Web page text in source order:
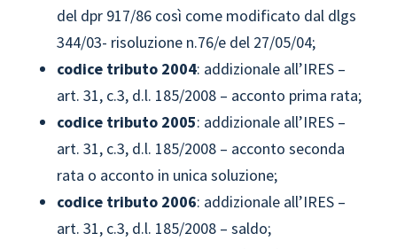
del dpr 917/86 così come modificato dal dlgs
344/03- risoluzione n.76/e del 27/05/04;
codice tributo 2004: addizionale all’IRES –
art. 31, c.3, d.l. 185/2008 – acconto prima rata;
codice tributo 2005: addizionale all’IRES –
art. 31, c.3, d.l. 185/2008 – acconto seconda
rata o acconto in unica soluzione;
codice tributo 2006: addizionale all’IRES –
art. 31, c.3, d.l. 185/2008 – saldo;